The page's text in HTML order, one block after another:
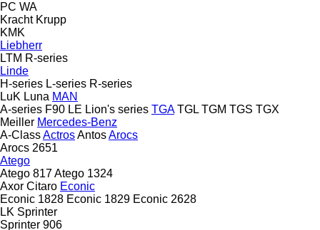
PC WA
Kracht Krupp
KMK
Liebherr
LTM R-series
Linde
H-series L-series R-series
LuK Luna MAN
A-series F90 LE Lion's series TGA TGL TGM TGS TGX
Meiller Mercedes-Benz
A-ClassActrosAntosArocs
Arocs 2651
Atego
Atego 817Atego 1324
Axor Citaro Econic
Econic 1828 Econic 1829 Econic 2628
LK Sprinter
Sprinter 906